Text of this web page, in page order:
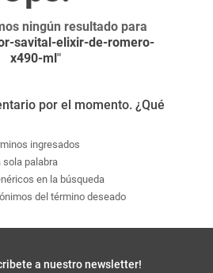
ningún resultado para
savital-elixir-de-romero-
x490-ml"
por el momento. ¿Qué
ingresados
sola palabra
en la búsqueda
del término deseado
a nuestro newsletter!